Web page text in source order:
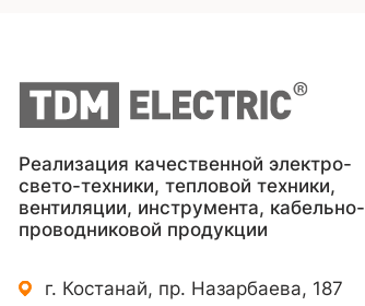
Реализация качественной электро-
свето-техники, тепловой техники,
вентиляции, инструмента, кабельно-
проводниковой продукции
г. Костанай, пр. Назарбаева, 187